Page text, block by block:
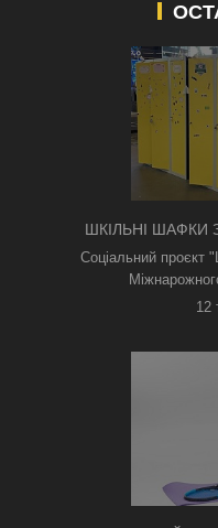
ШКІЛЬНІ ШАФКИ
Соціальний проєкт
12